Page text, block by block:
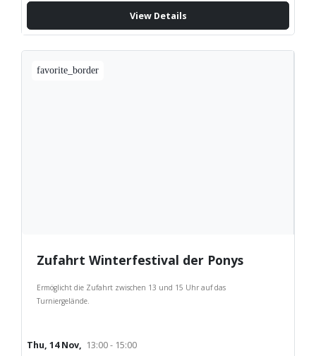
View Details
favorite_border
Zufahrt Winterfestival der Ponys
Ermöglicht die Zufahrt zwischen 13 und 15 Uhr auf das
Turniergelände.
Thu, 14 Nov, 13:00 - 15:00